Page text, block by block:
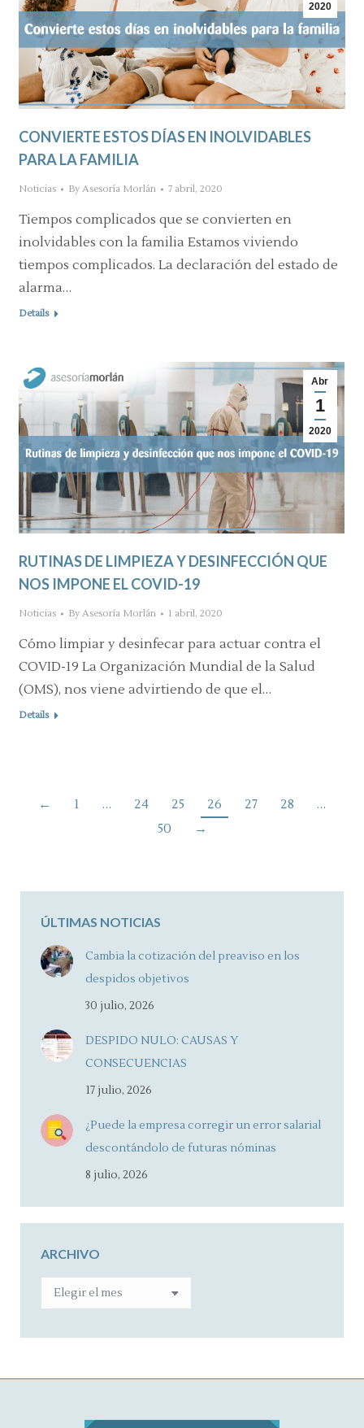
2020
CONVIERTE ESTOS DÍAS EN INOLVIDABLES
PARA LA FAMILIA
Noticias By Asesoría Morlán 7 abril, 2020
Tiempos complicados que se convierten en
inolvidables con la familia Estamos viviendo
tiempos complicados. La declaración del estado de
alarma…
Details
Abr
1
2020
RUTINAS DE LIMPIEZA Y DESINFECCIÓN QUE
NOS IMPONE EL COVID-19
Noticias By Asesoría Morlán 1 abril, 2020
Cómo limpiar y desinfecar para actuar contra el
COVID-19 La Organización Mundial de la Salud
(OMS), nos viene advirtiendo de que el…
Details
← 1 … 24 25 26 27 28
…
50
→
ÚLTIMAS NOTICIAS
Cambia la cotización del preaviso en los
despidos objetivos
30 julio, 2026
DESPIDO NULO: CAUSAS Y
CONSECUENCIAS
17 julio, 2026
¿Puede la empresa corregir un error salarial
descontándolo de futuras nóminas
8 julio, 2026
ARCHIVO
ARCHIVO